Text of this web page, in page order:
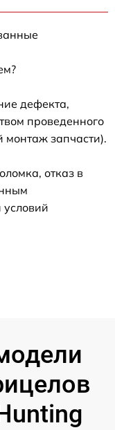
дефекта,
проведенного
монтаж запчасти).
отказ в